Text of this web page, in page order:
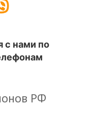
с нами по
РФ